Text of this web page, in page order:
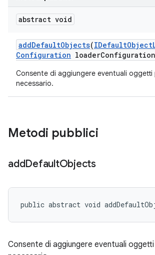
abstract void
addDefaultObjects(IDefaultObject
Configuration loader
Consente di aggiungere eventuali
necessario.
Metodi pubblici
addDefaultObjects
public abstract void
Consente di aggiungere eventuali